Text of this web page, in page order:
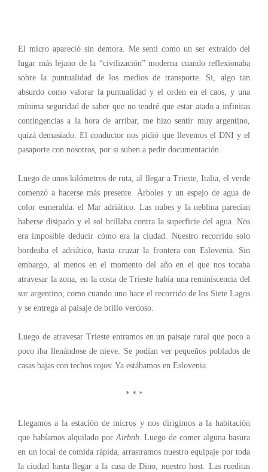
El micro apareció sin demora. Me sentí como un ser extraído del
lugar más lejano de la “civilización” moderna cuando reflexionaba
sobre la puntualidad de los medios de transporte. Si, algo tan
absurdo como valorar la puntualidad y el orden en el caos, y una
mínima seguridad de saber que no tendré que estar atado a infinitas
contingencias a la hora de arribar, me hizo sentir muy argentino,
quizá demasiado. El conductor nos pidió que llevemos el DNI y el
pasaporte con nosotros, por si suben a pedir documentación.
Luego de unos kilómetros de ruta, al llegar a Trieste, Italia, el verde
comenzó a hacerse más presente. Árboles y un espejo de agua de
color esmeralda: el Mar adriático. Las nubes y la neblina parecían
haberse disipado y el sol brillaba contra la superficie del agua. Nos
era imposible deducir cómo era la ciudad. Nuestro recorrido solo
bordeaba el adriático, hasta cruzar la frontera con Eslovenia. Sin
embargo, al menos en el momento del año en el que nos tocaba
atravesar la zona, en la costa de Trieste había una reminiscencia del
sur argentino, como cuando uno hace el recorrido de los Siete Lagos
y se entrega al paisaje de brillo verdoso.
Luego de atravesar Trieste entramos en un paisaje rural que poco a
poco iba llenándose de nieve. Se podían ver pequeños poblados de
casas bajas con techos rojos: Ya estábamos en Eslovenia.
* * *
Llegamos a la estación de micros y nos dirigimos a la habitación
que habíamos alquilado porAirbnb. Luego de comer alguna basura
en un local de comida rápida, arrastramos nuestro equipaje por toda
la ciudad hasta llegar a la casa de Dino, nuestro host. Las rueditas